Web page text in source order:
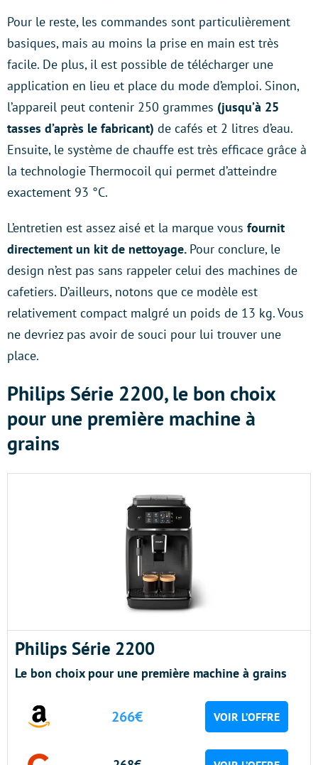
Pour le reste, les commandes sont particulièrement
basiques, mais au moins la prise en main est très
facile. De plus, il est possible de télécharger une
application en lieu et place du mode d’emploi. Sinon,
l’appareil peut contenir 250 grammes (jusqu’à 25
tasses d’après le fabricant) de cafés et 2 litres d’eau.
Ensuite, le système de chauffe est très efficace grâce à
la technologie Thermocoil qui permet d’atteindre
exactement 93 °C.
L’entretien est assez aisé et la marque vous fournit
directement un kit de nettoyage. Pour conclure, le
design n’est pas sans rappeler celui des machines de
cafetiers. D’ailleurs, notons que ce modèle est
relativement compact malgré un poids de 13 kg. Vous
ne devriez pas avoir de souci pour lui trouver une
place.
Philips Série 2200, le bon choix
pour une première machine à
grains
Philips Série 2200
Le bon choix pour une première machine à grains
266€ VOIR L’OFFRE